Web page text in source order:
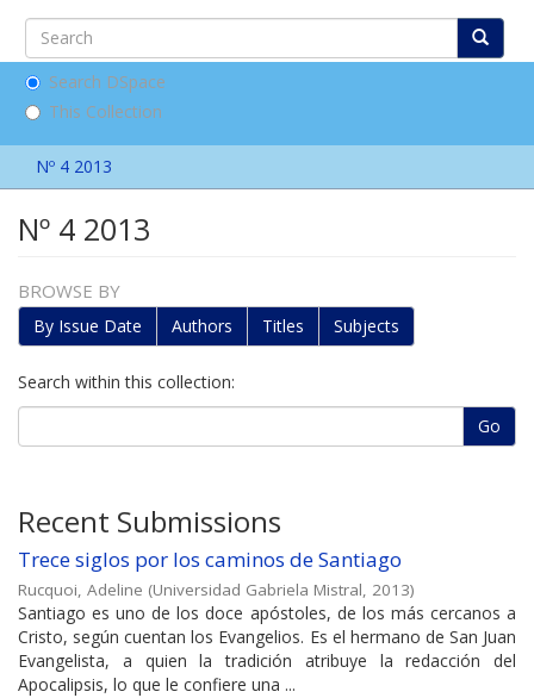
Search DSpace
This Collection
Nº 4 2013
Nº 4 2013
BROWSE BY
By Issue Date Authors Titles Subjects
Search within this collection:
Go
Recent Submissions
Trece siglos por los caminos de Santiago
Rucquoi, Adeline (Universidad Gabriela Mistral, 2013)
Santiago es uno de los doce apóstoles, de los más cercanos a
Cristo, según cuentan los Evangelios. Es el hermano de San Juan
Evangelista, a quien la tradición atribuye la redacción del
Apocalipsis, lo que le confiere una ...